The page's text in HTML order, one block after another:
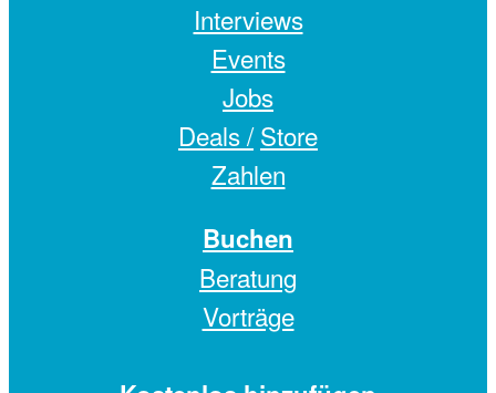
Interviews
Events
Jobs
Deals / Store
Zahlen
Buchen
Beratung
Vorträge